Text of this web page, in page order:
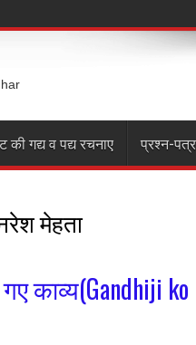
की गद्य व पद्य रचनाए प्रश्न-पत्र
मेहता
काव्य(Gandhiji ko